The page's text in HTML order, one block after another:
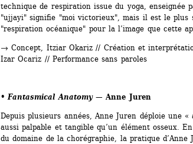
technique de respiration issue du yoga, enseignée
"ujjayi" signifie "moi victorieux", mais il est le plus
"respiration océanique" pour la l’image que cette
→ Concept, Itziar Okariz // Création et
Izar Ocariz // Performance sans paroles
• Fantasmical Anatomy— Anne Juren
Depuis plusieurs années, Anne Juren déploie une «
aussi palpable et tangible qu’un élément osseux.
du domaine de la chorégraphie, la pratique d’Anne